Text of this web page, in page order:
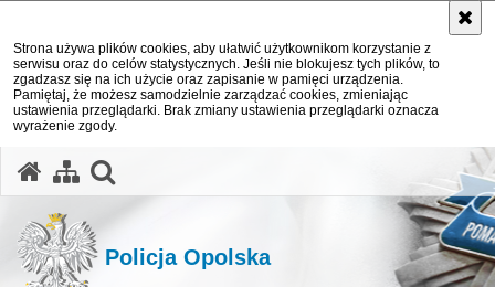
Strona używa plików cookies, aby ułatwić użytkownikom korzystanie z
serwisu oraz do celów statystycznych. Jeśli nie blokujesz tych plików, to
zgadzasz się na ich użycie oraz zapisanie w pamięci urządzenia.
Pamiętaj, że możesz samodzielnie zarządzać cookies, zmieniając
ustawienia przeglądarki. Brak zmiany ustawienia przeglądarki oznacza
wyrażenie zgody.
Policja Opolska